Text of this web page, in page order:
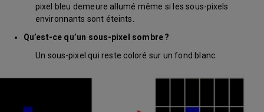
pixel bleu demeure allumé même si les sous-pixels
environnants sont éteints.
Qu’est-ce qu’un sous-pixel sombre ?
Un sous-pixel qui reste coloré sur un fond blanc.